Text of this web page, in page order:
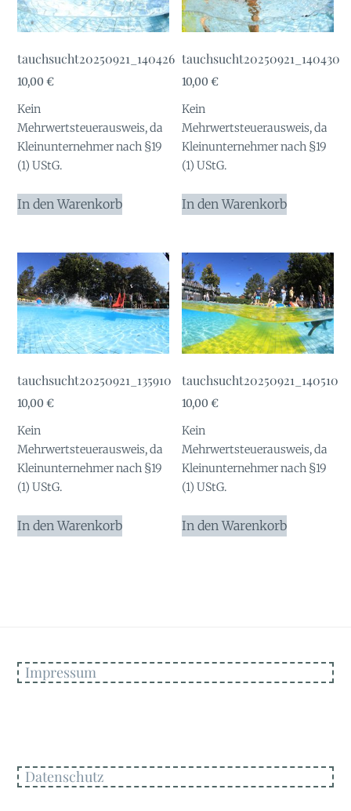
tauchsucht20250921_140426
10,00€
Kein
Mehrwertsteuerausweis, da
Kleinunternehmer nach §19
(1) UStG.
In den Warenkorb
tauchsucht20250921_140430
10,00€
Kein
Mehrwertsteuerausweis, da
Kleinunternehmer nach §19
(1) UStG.
In den Warenkorb
tauchsucht20250921_135910
10,00€
Kein
Mehrwertsteuerausweis, da
Kleinunternehmer nach §19
(1) UStG.
In den Warenkorb
tauchsucht20250921_140510
10,00€
Kein
Mehrwertsteuerausweis, da
Kleinunternehmer nach §19
(1) UStG.
In den Warenkorb
Impressum
Datenschutz